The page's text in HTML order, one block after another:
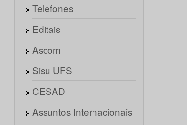
Telefones
Editais
Ascom
Sisu UFS
CESAD
Assuntos Internacionais